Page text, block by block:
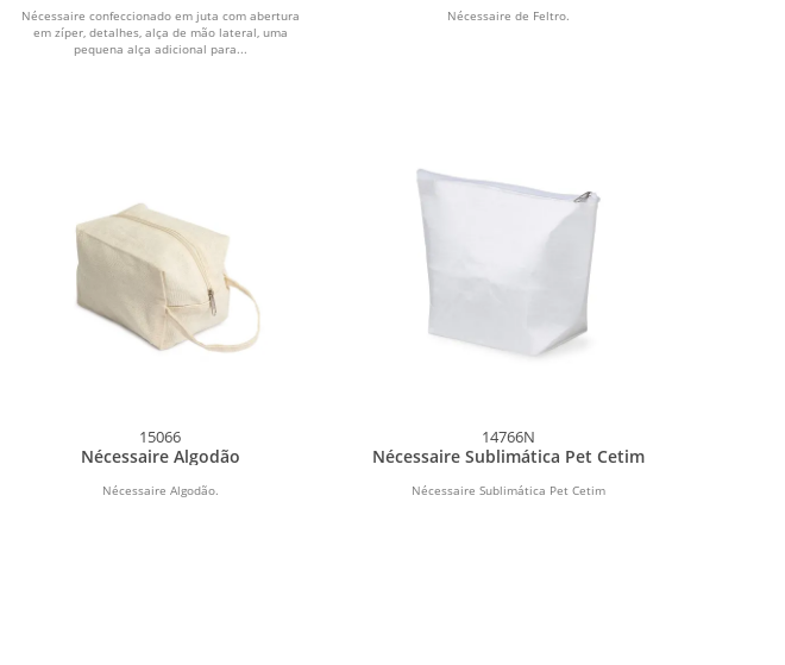
Nécessaire confeccionado em juta com abertura
em zíper, detalhes, alça de mão lateral, uma
pequena alça adicional para...
Nécessaire de Feltro.
15066
Nécessaire Algodão
Nécessaire Algodão.
14766N
Nécessaire Sublimática Pet Cetim
Nécessaire Sublimática Pet Cetim